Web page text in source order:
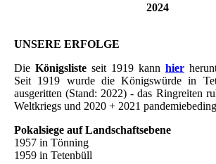
2024
UNSERE ERFOLGE
Die Königsliste seit 1919 kann hier
Seit 1919 wurde die Königswürde in
ausgeritten (Stand: 2022) - das Ringreiten
Weltkriegs und 2020 + 2021
Pokalsiege auf Landschaftsebene
1957 in Tönning
1959 in Tetenbüll